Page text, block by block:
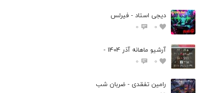
دیجی استاد - فیرلس
0
0
آرشیو ماهانه آذر 1404 -
0
0
رامین تفقدی - ضربان شب